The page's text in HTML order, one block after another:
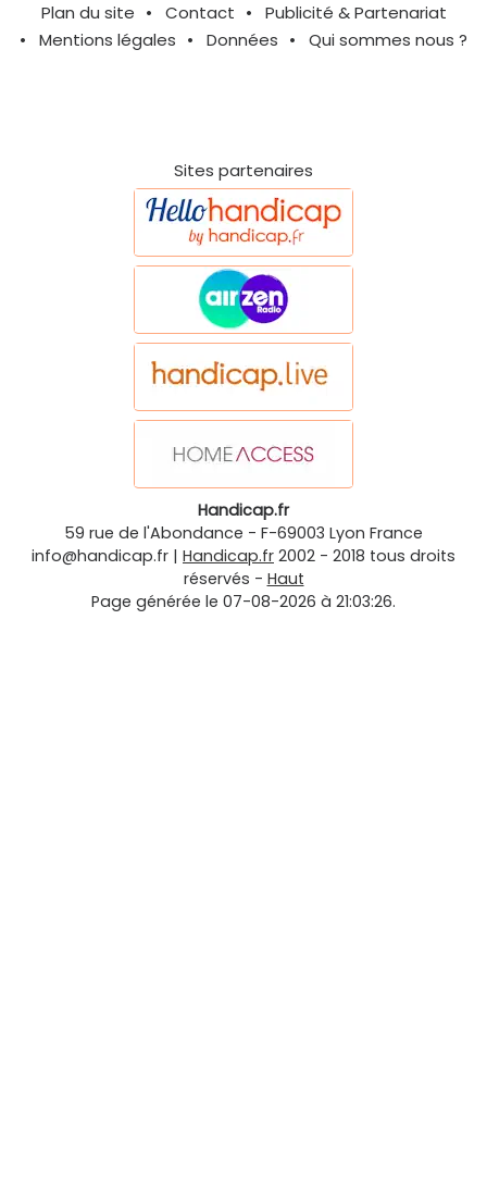
Plan du site Contact
Publicité & Partenariat
Mentions légales
Données Qui sommes nous ?
Sites partenaires
Handicap.fr
59 rue de l'Abondance - F-69003 Lyon France
info@handicap.fr | Handicap.fr 2002 - 2018 tous droits
réservés - Haut
Page générée le 07-08-2026 à 21:03:26.